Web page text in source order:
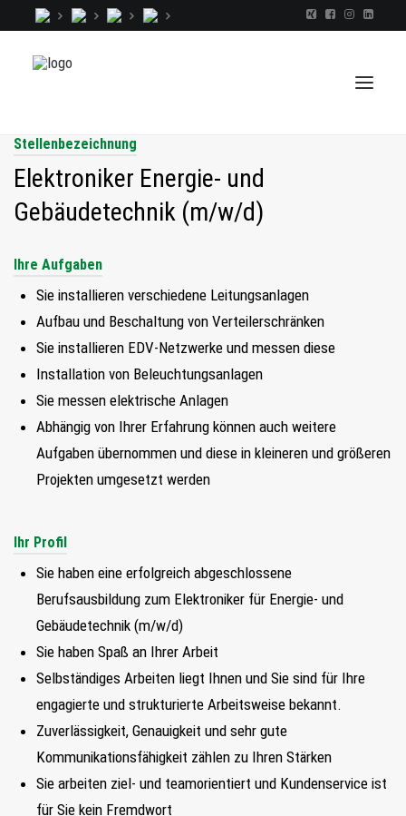
TALENTINDEX
RECRUITING
COACHING
JOBS
EXTRA
KOPF
FIND MY JOB
JETZT BEWERBEN
Stellenbezeichnung
Elektroniker Energie- und
Gebäudetechnik (m/w/d)
Ihre Aufgaben
Sie installieren verschiedene Leitungsanlagen
Aufbau und Beschaltung von Verteilerschränken
Sie installieren EDV-Netzwerke und messen diese
Installation von Beleuchtungsanlagen
Sie messen elektrische Anlagen
Abhängig von Ihrer Erfahrung können auch weitere
Aufgaben übernommen und diese in kleineren und größeren
Projekten umgesetzt werden
Ihr Profil
Sie haben eine erfolgreich abgeschlossene
Berufsausbildung zum Elektroniker für Energie- und
Gebäudetechnik (m/w/d)
Sie haben Spaß an Ihrer Arbeit
Selbständiges Arbeiten liegt Ihnen und Sie sind für Ihre
engagierte und strukturierte Arbeitsweise bekannt.
Zuverlässigkeit, Genauigkeit und sehr gute
Kommunikationsfähigkeit zählen zu Ihren Stärken
Sie arbeiten ziel- und teamorientiert und Kundenservice ist
für Sie kein Fremdwort